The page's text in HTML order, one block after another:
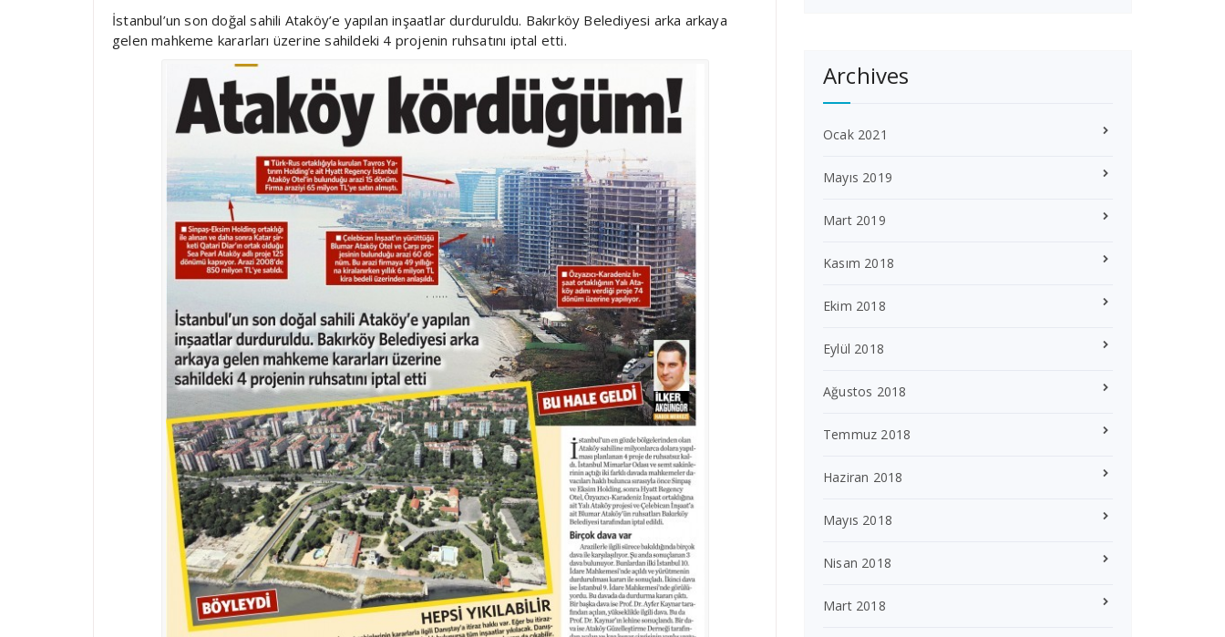
İstanbul’un son doğal sahili Ataköy’e yapılan inşaatlar durduruldu. Bakırköy Belediyesi arka arkaya
gelen mahkeme kararları üzerine sahildeki 4 projenin ruhsatını iptal etti.
Archives
Ocak 2021
Mayıs 2019
Mart 2019
Kasım 2018
Ekim 2018
Eylül 2018
Ağustos 2018
Temmuz 2018
Haziran 2018
Mayıs 2018
Nisan 2018
Mart 2018